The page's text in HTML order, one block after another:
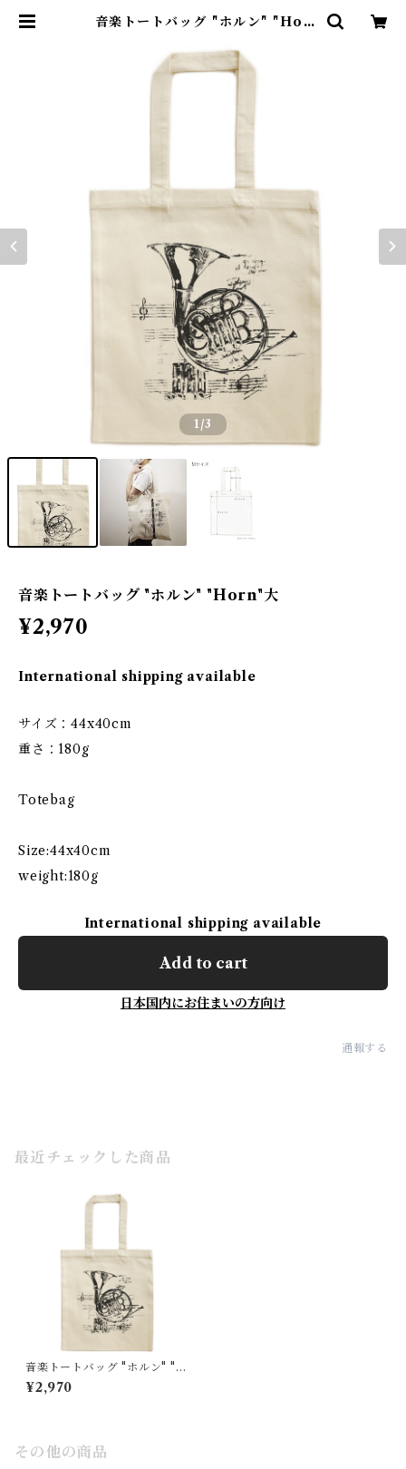
音楽トートバッグ "ホルン" "Hor
～
1/3
音楽トートバッグ "ホルン" "Horn"大
¥2,970
International shipping available
サイズ：44x40cm
重さ：180g
Totebag
Size:44x40cm
weight:180g
International shipping available
Add to cart
日本国内にお住まいの方向け
通報する
最近チェックした商品
音楽トートバッグ "ホルン" "H
orn"大
¥2,970
その他の商品